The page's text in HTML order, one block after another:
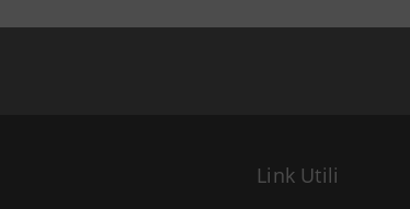
Link Utili